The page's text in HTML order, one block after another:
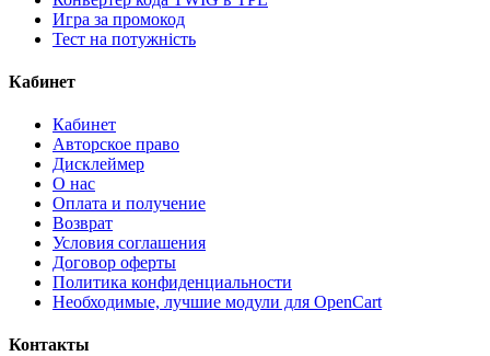
Игра за промокод
Тест на потужність
Кабинет
Кабинет
Авторское право
Дисклеймер
О нас
Оплата и получение
Возврат
Условия соглашения
Договор оферты
Политика конфиденциальности
Необходимые, лучшие модули для OpenCart
Контакты